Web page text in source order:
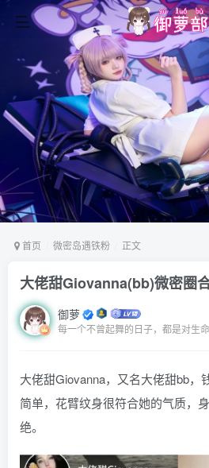
首页 微密岛遇铁粉 正文
大佬甜Giovanna(bb)微密圈
御萝
大佬甜Giovanna，又名大佬甜bb，
简单，花臂纹身很符合她的气质，
绝。